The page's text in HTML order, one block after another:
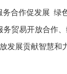
合作促发展 绿
贸易开放合作
发展贡献智慧和